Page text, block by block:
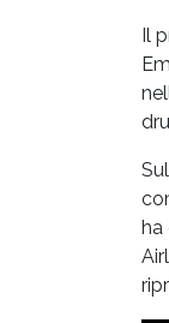
Il
ha